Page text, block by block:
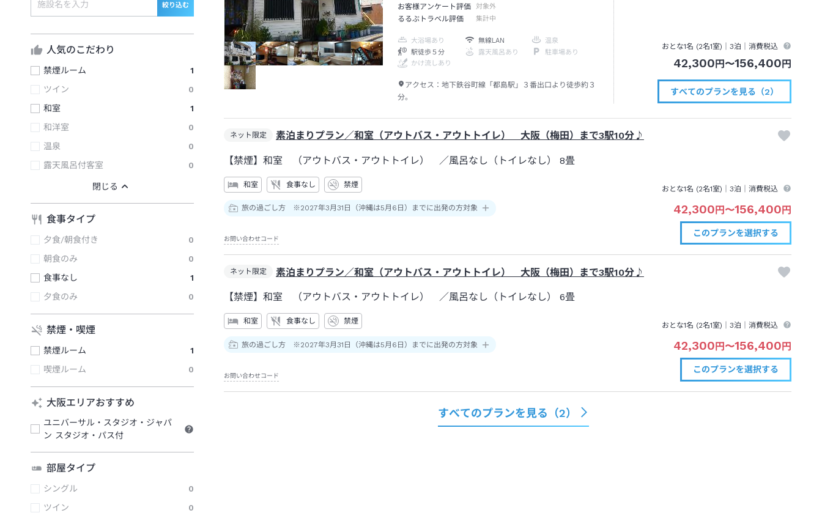
絞り込む
人気のこだわり
禁煙ルーム
1
ツイン
0
和室
1
和洋室
0
温泉
0
露天風呂付客室
0
食事タイプ
夕食/朝食付き
0
朝食のみ
0
食事なし
1
夕食のみ
0
禁煙・喫煙
禁煙ルーム
1
喫煙ルーム
0
大阪エリアおすすめ
ユニバーサル・スタジオ・ジャパ
ン スタジオ・パス付
部屋タイプ
シングル
0
ツイン
0
お客様アンケート評価
対象外
るるぶトラベル評価 集計中
大浴場あり 無線LAN
温泉
駅徒歩５分
露天風呂あり
駐車場あり
かけ流しあり
アクセス： 地下鉄谷町線「都島駅」３番出口より徒歩約３
分。
おとな1名 (2名1室)｜ 3泊 ｜消費税込
42,300 円 〜156,400 円
すべてのプランを見る（2）
ネット限定 素泊まりプラン／和室（アウトバス・アウトトイレ） 大阪（梅田）まで3駅10分♪
【禁煙】和室 （アウトバス・アウトトイレ） ／風呂なし（トイレなし） 8畳
和室 食事なし 禁煙
旅の過ごし方 ※2027年3月31日（沖縄は5月6日）までに出発の方対象
おとな1名 (2名1室)｜ 3泊 ｜消費税込
42,300円〜156,400円
お問い合わせコード
このプランを選択する
ネット限定 素泊まりプラン／和室（アウトバス・アウトトイレ） 大阪（梅田）まで3駅10分♪
【禁煙】和室 （アウトバス・アウトトイレ） ／風呂なし（トイレなし） 6畳
和室 食事なし 禁煙
旅の過ごし方 ※2027年3月31日（沖縄は5月6日）までに出発の方対象
おとな1名 (2名1室)｜ 3泊 ｜消費税込
42,300 円 〜156,400 円
お問い合わせコード
このプランを選択する
すべてのプランを見る（2）